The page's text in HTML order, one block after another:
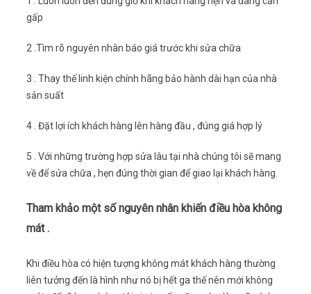
gấp
2 .Tìm rõ nguyên nhân báo giá trước khi sửa chữa
3 . Thay thế linh kiện chính hãng bảo hành dài hạn của nhà
sản suất
4 . Đặt lợi ích khách hàng lên hàng đầu , đúng giá hợp lý
5 . Với những trường hợp sửa lâu tại nhà chúng tôi sẽ mang
về để sửa chữa , hẹn đúng thời gian để giao lại khách hàng.
Tham khảo một số nguyên nhân khiến điều hòa không
mát .
Khi điều hòa có hiện tượng không mát khách hàng thường
liên tưởng đến là hình như nó bị hết ga thế nên mới không